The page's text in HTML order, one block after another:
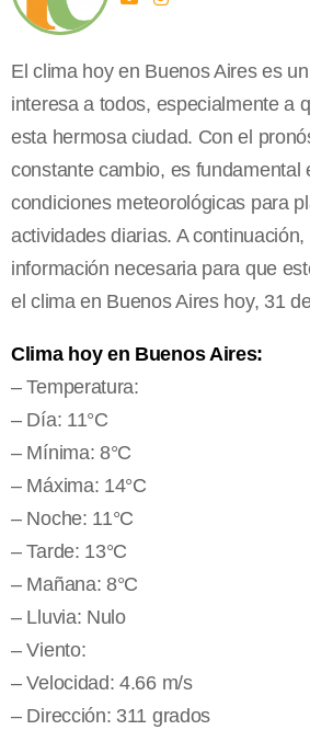
El clima hoy en Buenos Aires es
interesa a todos, especialmente a
esta hermosa ciudad. Con el
constante cambio, es fundamental
condiciones meteorológicas para
actividades diarias. A
información necesaria para que
el clima en Buenos Aires hoy, 31
Clima hoy en Buenos Aires:
– Temperatura:
– Día: 11°C
– Mínima: 8°C
– Máxima: 14°C
– Noche: 11°C
– Tarde: 13°C
– Mañana: 8°C
– Lluvia: Nulo
– Viento:
– Velocidad: 4.66 m/s
– Dirección: 311 grados